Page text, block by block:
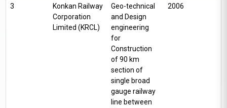
3
Konkan Railway
Corporation
Limited (KRCL)
Geo-technical
and Design
engineering
for
Construction
of 90 km
section of
single broad
gauge railway
line between
2006